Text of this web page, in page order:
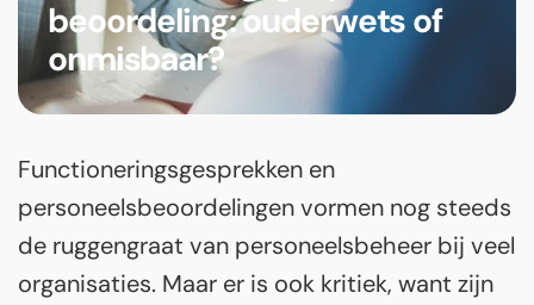
beoordeling: ouderwets of
onmisbaar?
Functioneringsgesprekken en
personeelsbeoordelingen vormen nog steeds
de ruggengraat van personeelsbeheer bij veel
organisaties. Maar er is ook kritiek, want zijn